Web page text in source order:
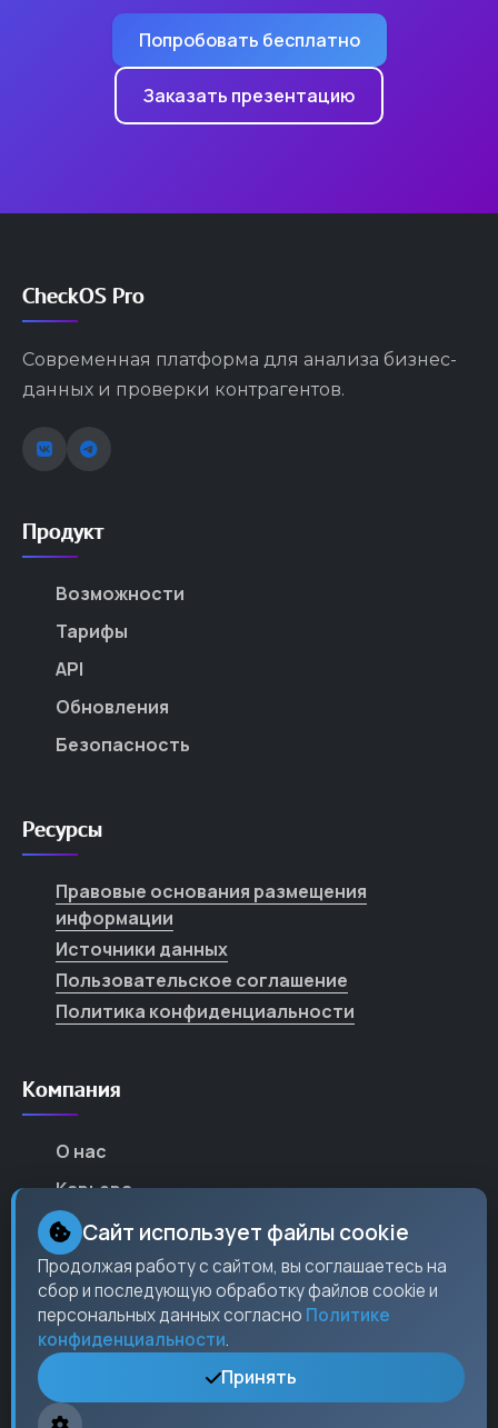
Попробовать бесплатно
Заказать презентацию
CheckOS Pro
Современная платформа для анализа бизнес-
данных и проверки контрагентов.
Продукт
Возможности
Тарифы
API
Обновления
Безопасность
Ресурсы
Правовые основания размещения
информации
Источники данных
Пользовательское соглашение
Политика конфиденциальности
Компания
О нас
Карьера
Партнеры
Контакты
Пресс-центр
Контакты
Сайт использует файлы cookie
Продолжая работу с сайтом, вы соглашаетесь на
сбор и последующую обработку файлов cookie и
персональных данных согласно Политике
конфиденциальности.
Принять